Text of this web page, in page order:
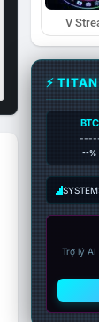
V
⚡
BTC
--%
Trợ lý